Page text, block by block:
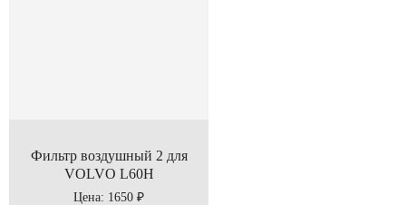
Фильтр воздушный 2 для
VOLVO L60H
Цена: 1650 ₽